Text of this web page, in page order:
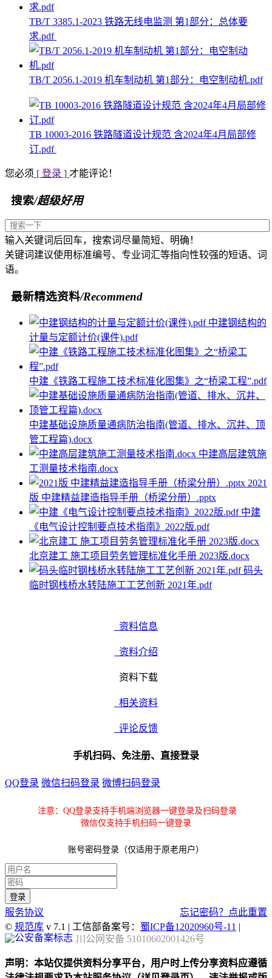
TB/T 3385.1-2023 铁路无线电监测 第1部分：总体要
求.pdf
TB/T 2056.1-2019 机车制动机 第1部分：电空制动机.pdf
TB 10003-2016 铁路隧道设计规范 含2024年4月局部修
订.pdf
您必须 [ 登录 ] 才能评论！
搜索/超级好用
输入关键词后回车，搜索词尽量简短、明确！
关键词建议使用标准编号、专业词汇等指向性较强的短语、词
语。
最新精选资料/Recommend
中建钢结构的
计量与定额计价(课件).pdf
中建《铁路工程施工技术标准化图集》之“桥梁工程”.pdf
中建基础设施质量通病防治指南(管道、排水、沉井、顶
管工程篇).docx
中建高层建筑施
工测量技术指南.docx
2021
版 中建精益建造指导手册（桥梁分册）.pptx
中建
《电气设计控制要点技术指南》2022版.pdf
北京建工 施工项目劳务管理标准化手册 2023版.docx
码头
临时钢栈桥水转陆施工工艺创新 2021年.pdf
资料信息
资料介绍
资料下载
相关资料
评论反馈
手机扫码、免注册、直接登录
QQ登录 微信扫码登录 微博扫码登录
注意：QQ登录支持手机端浏览器一键登录及扫码登录
微信仅支持手机扫码一键登录
账号密码登录（仅适用于原老用户）
服务协议
忘记密码？点此重置
© 规范库 v 7.1 | 工信部备案号： 蜀ICP备12020960号-11 |
川公网安备 51010602001426号
声明：本站仅提供资料分享平台，用户时上传分享资料应遵循